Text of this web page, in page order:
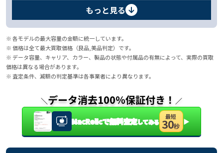
もっと見る
※ 各モデルの最大容量の金額に統一しています。
※ 価格は全て最大買取価格（良品,美品判定）です。
※ データ容量、キャリア、カラー、製品の状態や付属品の有無によって、実際の買取
価格は異なる場合があります。
※ 査定条件、減額の判定基準は各事業者により異なります。
＼データ消去100％保証付き！ ／
MacRelicで無料査定してみる
最短
30秒 ▶